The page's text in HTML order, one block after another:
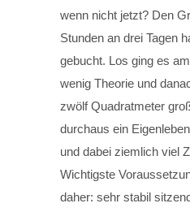
wenn nicht jetzt? Den
Stunden an drei Tagen
gebucht. Los ging es
wenig Theorie und
zwölf Quadratmeter
durchaus ein
und dabei ziemlich viel
Wichtigste
daher: sehr stabil